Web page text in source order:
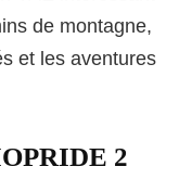
de montagne,
et les aventures
2